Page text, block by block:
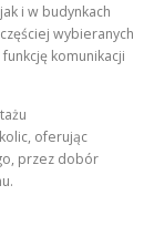
i w budynkach
wybieranych
komunikacji
oferując
przez dobór